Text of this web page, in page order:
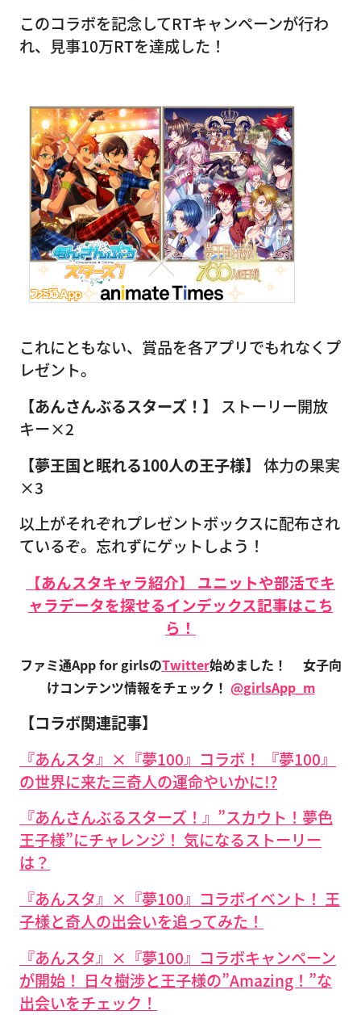
このコラボを記念してRTキャンペーンが行わ
れ、見事10万RTを達成した！
これにともない、賞品を各アプリでもれなくプ
レゼント。
【あんさんぶるスターズ！】
ストーリー開放
キー×2
【夢王国と眠れる100人の王子様】 体力の果実
×3
以上がそれぞれプレゼントボックスに配布され
ているぞ。忘れずにゲットしよう！
【あんスタキャラ紹介】 ユニットや部活でキ
ャラデータを探せるインデックス記事はこち
ら！
ファミ通App for girlsのTwitter始めました！
女子向
けコンテンツ情報をチェック！ @girlsApp_m
【コラボ関連記事】
『あんスタ』×『夢100』コラボ！ 『夢100』
の世界に来た三奇人の運命やいかに!?
『あんさんぶるスターズ！』”スカウト！夢色
王子様”にチャレンジ！ 気になるストーリー
は？
『あんスタ』×『夢100』コラボイベント！ 王
子様と奇人の出会いを追ってみた！
『あんスタ』×『夢100』コラボキャンペーン
が開始！ 日々樹渉と王子様の”Amazing！”な
出会いをチェック！